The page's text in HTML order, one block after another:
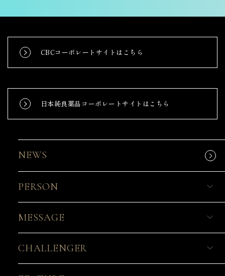
CBCコーポレートサイトはこちら
日本純良薬品コーポレートサイトはこちら
NEWS
PERSON
MESSAGE
CHALLENGER